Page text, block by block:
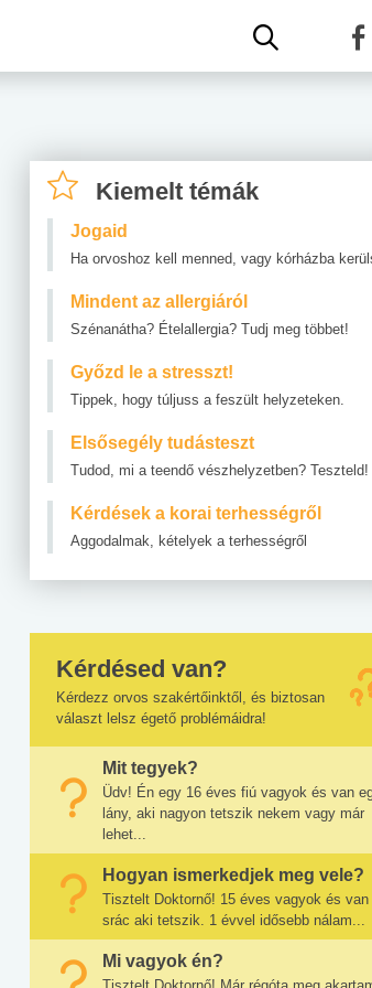
Kiemelt témák
Jogaid
Ha orvoshoz kell menned, vagy kórházba
Mindent az allergiáról
Szénanátha? Ételallergia? Tudj meg többet!
Győzd le a stresszt!
Tippek, hogy túljuss a feszült helyzeteken.
Elsősegély tudásteszt
Tudod, mi a teendő vészhelyzetben? Teszteld!
Kérdések a korai terhességről
Aggodalmak, kételyek a terhességről
Kérdésed van?
Kérdezz orvos szakértőinktől, és biztosan
választ lelsz égető problémáidra!
Mit tegyek?
Üdv! Én egy 16 éves fiú vagyok és van
lány, aki nagyon tetszik nekem vagy már
lehet...
Hogyan ismerkedjek meg vele?
Tisztelt Doktornő! 15 éves vagyok és van
srác aki tetszik. 1 évvel idősebb nálam...
Mi vagyok én?